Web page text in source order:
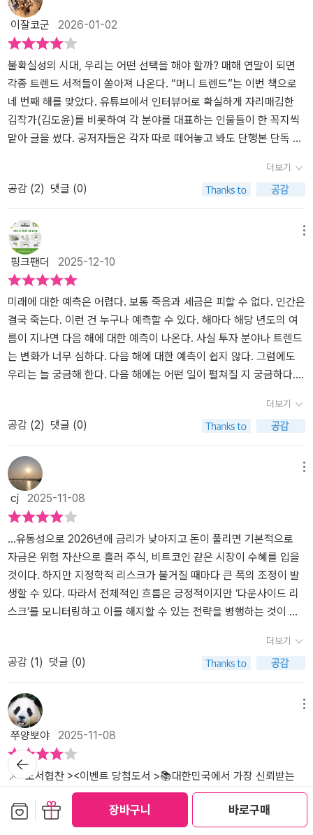
장바구니 바로구매
동산의 결정적 분기점(3장), 경험 시대의 리얼 라이프 파워(4장), 새
로운 자산이 된 암호화폐의 미래(5장), AI 리셋, 세상의 룰이 바뀐다
(6장) 등에 대해 이야기를 펼쳐 나간다. 이를 통해 경제, 주식, 부동
산, 암호화폐, 테크, 문화 트렌드 등 50가지 인사이트를 제시한다. 20
26 경제를 전망하다 2026년을 전망하려면 무엇보다 흐름을 읽는 것
이 중요하다. 시장은 끊임없이 등락을 반복하며 변동성이 커지기 때
문에 그때 그때의 움직임을 모두 따라가는 것은 불가능하다. 그렇기
에 실물경제와 자산시장의 큰 물줄기를 구분해서 바라보며 정부, 기
부담을 안고 가지만, 자산시장에선 금리 전환의 힘으로 새로운 기회
와 위험이 동시에 발생한다. 2026년엔 통화정책이 다소 완화 방향으
로 전환될 듯하다. 소위 '불확실한 유동성의 시대'라 말할 수 있다. 그
러나 성장은 팬데믹 이전처럼 고성장으로 복귀하긴 어렵기에 저성장
이 고착화된 셈이다.유동성 공급은 실물경제를 일정 부분 회복싴는
동시에 굼융, 자산시장으로도 흘러가 활기를 불어넣는다. 그런데, 중
요한 포인트는 이재명 정부가 이런 흐름을 바꾸려는 정책을 펼치고
있다는 점이다. 소위 '서울 알레르기' 반응이다. 부동산 시장 중 유독
서울에 규제를 강화해 쏠림을 차단코자한다. 이는 문재인 정부 때의
정책 연장선으로 보인다. 이런 인위적이며 강압적인 정책에 반발심
은 없을까? 수도꼭지를 틀어 물을 부으면 가장 먼저 채워지는 첫 번째
컵은 실물경제다. 메말랐던 실물경제가 조금씩 순환이 되고 점차 넘
번째 컵을 주식시장과 부동산 시장이라고 본다. 결국 유동성 공급은
실물경제를 일정 부분 회복시키는 동시에 금융, 자산시장으로도 흘러
가 활기를 불어넣는다.주식시장의 다음 도약이재명 정부는 초기부터
부동산 규제책을 발동해 돈의 흐름이 주식시장으로 흘러가게 만들고
있다. 코스피 5000시대를 표방한 대통령의 공약이 공약空約이 되지
않도록 하려는 꼼수가 아닐까 싶다. 국가 경제와 개별 기업의 실적이
호전되지 않는다면 이는 일시적으로 끝날 '사상누각沙上樓閣'에 불
관할 테니까.지금은 면밀히 지켜볼 필요가 있다. 향후 약 2년은 종합
주가지수가 4000, 5000에 도달할 최적의 타이밍이기 때문이다. 전
세계 경기가 저점을 확인하면 경기에 민감한 한국 기업들은 좋은 실
적을 보일 수 있다. 원화 가치는 역대급으로 싸기 때문에 외국인 투자
자 입장에서는 투자하기에 절호의 찬스다. 여기에 새 정부는 상법 개
으면 북한과의 관계도 개선될 수 있어 코리아 디스카운트가 해소될
기회로 작용할 수 있다. 그러나, 세계경제는 현재 미국 트럼프 2기의
얄궂은 정책으로 인해 오히려 급격하게 냉각되어 불경기라는 늪 또는
경제공황 속에 장기간 빠져들 수도 있다는 우려의 목소리도 커지고
있다. 부동산의 결정적 분기점2025년이 다양한 경제적 불균형들이
현실적 균형점으로 ‘수렴’해 가는 과정이었다면 2026년은 그 수렴된
균형점에서 새로운 방향으로 ‘분기分岐’하는 해가 될 것이다. 변화의
교차점으로 주목되는 세 가지는 바로 공급 절벽과 전세 소멸 그리고
새 정부의 정책 대전환이다. 즉 2026년 한국 부동산 시장에는 세 가
지 결정적 변화의 파도가 동시에 몰아칠 것으로 전망된다.(사진, 수도
권 아파트 입주 예정)신축 아파트의 희소성 프리미엄~ 수도권 전체
을 갖췄지만 HBM 시장의 급성장을 간과했고, 뒤늦게 추격에 나선 것
이다. (-89-)구글보다 어려움을 겪는 기업은 애플이다. 애플은 15년
전 음성 인식 비서 시리 Siri를 내놨지만 이후 AI분야에 뚜렷한 혁신이
없다. 아이폰에 오픈 AI의 챗 GPT르 탑재했을 뿐 자체 AI서비스는 부
재하다. 구글이 검색이라는 자사 제품과의 상충을 무릅쓰고 제미나이
를 전면에 내세우는 것과 정반대 행보다. 스마트폰과 주변 기기 사업
은 여전히 높은 이익률을 자랑해도, 미래 가치를 더 중시하는 주식투
자자들의 외면을 받고 있다. (-135-) 내수 불경기와 소비 위축, 고금
극화를 가속화시키고 있다. 명동 등 외국인 관광객 회복 효과가 있는
일부 핵심 상권만 회복세를 보이며, 역세권 신축 중심 상가는 일정 수
준 방어되고 있지만, 나머지 지역은 침체 흐름이 지속되고 있다. (-21
0-)특히 미국 아마존이나 월마트 같은 세계적인 기업에서 달러 스테
이블 코인을 검토하고 있다는 소식이 전해지면서 한국도 뒤처지지 말
아야 한다는 분위기가 생겨나고 있다. 미국 언론은 '이들이 자체 스테
이블코인을 만들거나 기존 코인을 받아들이면, 비자와 마스터카드에
내던 결제 수수료를 대폭 줄일 수 있다'라고 보도했다. (-314-)기술
의 변곡점에 돈줄이 흐른다. 어떤 기술이 갑자기 등장하거나, 이슈가
되면 관련 핵심 산업에 돈이 흐른다. 수요가 증가하고, 공금이 늘어나
는 이유 뿐만 아니라, 인간의 심리를 자극하기 때문이다. 머니 트렌드
는 바로 인간의 심리 뿐만 아니라, 돈에 대해서, 인간은 어떤 관점에
화폐는 언제나 뜨거움 감자가 되고 있다. 비트코인 몇 백 개로 피자 한
판을 샀다는 과거의 이야기는 이제, 큰 이슈로 머무르지 않는다. 비트
코인 하나로 집 한채를 살 수 있는 시대가 열렸기 때문이다. 가상화폐
시장이 커짐으로서, 기존의 기축통화인 달러는 새로운 위기 국면을
맞이하고 있으며, 디지털 달러 스테이블 코인을 발행하고 있다. 스테
이블 코인을 발행함으로서, 달러의 기축통화의 위상을 보존하고, 미
국달러의 아성에 도전하는 위안화에 대해서, 방어하겠다는 의도다.
미국의 이러한 의도는 주식 시장에 적극 반영되고 있으며, 기존의 투
자자들은 관련 산업들이 어떻게 바뀌는지 예민하게 보고 있었다,반도
체 산업은 대한민국의 효자 산업 중 첫번째로 손꼽힌다.특히 삼성의
DRAM 반도체는 한국 수출의 견인차가 되었다. 하지만, 이 흐름이 조
금씩 바뀌고 있는 추세이며,앞으로 어떤 변화가 나타나는지 확이할
지고 있는 상화이며, Ai 산업이 더 커질수록, 경쟁력에 밀리고 있는 상
황이다.돈에 대해서, 국제 사회와의 긴밀한 연관성을 놓치지 않아야
한다. 우크라이나, 미국, 이스라엘,이란, 캄보디아 등이 한국에는 잠재
적 리스크로 움직이고 있는 대표적인 나라다. 그들은 공통적으로 자
원 부국이며, 한국이 가지지 못하는 천연자원이 있다.그 천연자원이
국내에 유통되지 않으면, 한국의 경제는 마비가 될 수 있다. 뭣보다 석
유 파동은 여러 차례 있었으며, 중동에 전쟁이 발생하면, 한국은 석유
가격이 급등하는 것에 대해서, 심각하게 생각한다.이런 현실을 우리
는 놓치지 않아야 한다. 그것은 머니 트렌드의 핵심이며, 우리 스스로
촉각을 세우고, 관련 산업 리스크에 대해 전략적으로 대책을 세워야
하는 이유다. 돈줄이 막히는 곳과 돈줄이 흐르는 곳에 머니 트렌드의
이잘코군 2026-01-02
불확실성의 시대, 우리는 어떤 선택을 해야 할까? 매해 연말이 되면
각종 트렌드 서적들이 쏟아져 나온다. “머니 트렌드”는 이번 책으로
네 번째 해를 맞았다. 유튜브에서 인터뷰어로 확실하게 자리매김한
김작가(김도윤)를 비롯하여 각 분야를 대표하는 인물들이 한 꼭지씩
맡아 글을 썼다. 공저자들은 각자 따로 떼어놓고 봐도 단행본 단독 저
있지만, 김용섭 날카로운상상력연구소 소장이나 최재봉 성균관대 교
수처럼 이미 단독 저서로 만났던 분들도 있다.제목이 ‘머니 트렌드’이
다 보니 경제 전망이나 주식, 부동산, 암호화폐와 같이 돈과 직접적으
로 관련된 이야기가 많다. 불확실성의 시대에 돈을 어디에 투자해야
하고 무엇을 사야 하는지에 관한 도움을 주려는 것이다. 한편 주로 문
화적 트렌드를 다루는 김용섭 소장이나 최재봉 교수는 경험 시대의
라이프 파워, AI 세상의 룰을 풀어놓기도 한다.나는 돈의 흐름이 어디
로 가는지, 무엇에 투자해야 하는지보다는 경제와 밀접한 문화적 트
렌드에 관심이 있어 후자 두 저자의 글을 집중해서 읽었다.경험의 시
대에는 무엇을 구매해 소유하기보다 ‘내가 어떤 경험을 했는가’라는
가치에 중점을 두는 경험 소비가 늘고 있다. 의식주에 부족함이 없는
세대는 삶의 즐거움을 추구한다. 비싼 물건을 사서 자랑하기보다는—
샌드위치를 먹으며 ‘가난’이라는 해시태그를 다는 식의 ‘없어 보이는
과시’를 하는 이들도 많지만—자신의 취향이나 개성을 확실하게 드러
내는 취미 활동이나 여행 같은 경험에 소비하는 것이다.김용섭 소장
에 따르면, 요즘 세대는 그들의 문화 터전이라 여겼던 플랫폼에 기성
세대가 진입하며 물이 흐려졌다고 느껴 온라인에서 오프라인으로 이
동하는 경향을 보이기도 한다. 이러한 경험 소비적 경향은 디지털이
많은 것을 만들어내는 시대임에도 우리가 살아가는 터전은 여전히 오
프라인에 존재하기 때문이기도 할 것이다. “아무리 좋은 것도 흔해지
면 그 가치는 떨어지기 마련이다.”요즘 세대에게 오프라인 경험은 ‘처
음 만나는 오래된 미래’이자 유니크하고 특별한 경험이다. 직접 손으
로 하는 뜨개질이 유행하는 이유도 여기에 있다. 뜨개질은 비효율적
이지만 실을 고르고 도안을 찾아 내가 직접 수행하는 활동이다. 요즘
로운 것’이다.뜨개질은 한편으로 ‘슬로우 모닝’ 경향과도 맞닿아 있다.
미라클 모닝이 아침 일찍 일어나 무언가를 해내는 데 초점을 맞췄다
면, 슬로우 모닝은 웰니스, 즉 몸과 마음의 건강에 목적을 둔다. 뜨개
질은 정서적 편안함을 주는 일종의 웰니스 행위다. 경쟁하고 쫓기며
누군가를 추종해야 하는 삶에서 벗어난 명상인 셈이다. 이는 『트렌드
코리아 2026』에서 언급한, 자신의 감정을 관리하고 다스리려는 노력
의 일환으로도 볼 수 있다.2026년이 밝았고, 오늘은 어제와 다르지
않은 하루다. 김창완의 말처럼 “새해를 마치 처음 태양이 뜨는 것처
럼” 맞이할 필요는 없다. 실현하기 힘든 꿈을 좇기도, 갑자기 부자가
되기도 힘들며, 좀체 빠지지 않던 살이 갑자기 빠지지도 않는다. 그저
실현 가능한 작은 일부터 하나씩 해나가면 된다.“머니 트렌드”를 읽
더보기
공감 (2) 댓글 (0)
핑크팬더 2025-12-10
미래에 대한 예측은 어렵다. 보통 죽음과 세금은 피할 수 없다. 인간은
결국 죽는다. 이런 건 누구나 예측할 수 있다. 해마다 해당 년도의 여
름이 지나면 다음 해에 대한 예측이 나온다. 사실 투자 분야나 트렌드
는 변화가 너무 심하다. 다음 해에 대한 예측이 쉽지 않다. 그럼에도
우리는 늘 궁금해 한다. 다음 해에는 어떤 일이 펼쳐질 지 궁금하다.
다. 상당히 놀라운 투자 수익률이라 다시 보게 되었다.실제로 트랜드
책에 대해 그다지 관심이 크지 않았다. 가장 큰 이유는 트랜드 책이 나
온 시기가 보통 9월에서 11월이다. 책이 나오는 속성상 책 내용은 보
통 해당 년도 전반기에 작성한다. 전반기에 작성한 내용으로 다음 해
를 예측한다는 게 크게 믿음이 가진 않았다. 투자나 트렌드에서 그 정
도 기간이면 엄청나게 새로운 환경과 사실이 발생한다. 벌써 고리타
분한 지난 일이 되는 경우도 많다. 현재 투자와 관련된 가장 중요한 것
중 하나가 관세라고 할 수 있다.관세에 따라 엄청난 일이 벌어진다. 투
자 관련되어 이처럼 중요한 사건이 책이 나온 후에 결정되었다. 한국
이 매년 미국에 달러로 투자를 해야 한다. 이로 인해 환율까지 현재 흔
들린다는 이야기까지 나온다. 환율이 단순히 관세만으로 결정되는 건
아니라도. 이처럼 순식간에 확확 변화하는 투자 세계에서 쉬운게 아
서는 더욱 그런 점이 부각된다. 이건 부동산이나 주식에서도 똑같이
적용된다.부동산의 장점 중 하나가 흐름이 다소 느리다는 점이다. 부
동산 가격은 꽤 느린 듯하지만 정부의 정책 등에 수시로 변한다. 이런
식으로 결정하는 게 좋다는 이야기를 했는데 정책으로 다른 선택을
해야 할 때도 많다. 한국에서 부동산 정책은 긴 호흡을 갖고 어떤 정부
가 들어와도 유지할 필요가 있다. 라고 하지만 정부에 따라 금새 변한
다. 대표적으로 서울같은 경우 전 지역이 토지거래 허가제가 된 점이
그렇다. 갭투자도 막아 매수 후 실거주까지 해야 한다.이런 식이니 쉽
지 않다. 예측이 그렇다면 무가치하냐면 그렇지 않다. 아까 언급한 것
처럼 해마다 트렌드 책을 읽으며 미래에 벌어질 일을 사고하며 인사
이트를 얻고 투자하는 사람이 있다. 그들은 지금까지 이야기한 단기
더보기
공감 (2) 댓글 (0)
cj 2025-11-08
...유동성으로 2026년에 금리가 낮아지고 돈이 풀리면 기본적으로
자금은 위험 자산으로 흘러 주식, 비트코인 같은 시장이 수혜를 입을
것이다. 하지만 지정학적 리스크가 불거질 때마다 큰 폭의 조정이 발
생할 수 있다. 따라서 전체적인 흐름은 긍정적이지만 ‘다운사이드 리
스크’를 모니터링하고 이를 해지할 수 있는 전략을 병행하는 것이 필
지는 않을 것이라는 점이다....관세는 단순한 정책 수단이 아니라 세입
수단이기 때문이다. 마치 임대소득이 가계에 안정적 현금 흐름을 제
공하듯, 관세는 미국 재정에 안정적인 소득을 보장하고 있는 셈이다.
이와 같은 관세 정책은 이제 미국 무역구조의 일부로 고착될 것이며,
트럼프 행정부의 궁극적 목표는 이를 통해 미국 무역구조의 ‘토털 리
셋’을 이루는 것이다. ...처음엔 낯설고 희소한 것처럼 보였더라도 시
간이 지나 익숙해지고 대중적으로 자리 잡았을 때도 여전히 가치가
유지되는 것들이 있다. 이미 인류가 오랫동안 검증해왔고 누려왔던
아날로그와 오프라인에는 그런 것들이 많다. 그 안에는 시간이 지나
도 사라지지 않는 욕망의 본질이 담겨 있다. 요즘 Z세대가 열광하는
콘텐츠나 문화가 왜 아날로그와 오프라인 중심인지 생각해본 적 있는
더보기
공감 (1) 댓글 (0)
쭈양뽀야 2025-11-08
📌<도서협찬 ><이벤트 당첨도서 >📚대한민국에서 가장 신뢰받는
경제 예측서!📚480만 명이 선택한 전문가 8인의 2026 생존전략!📚
김도윤, 정태익, 김광석, 김승주, 김용섭, 김학렬, 김현준, 최재봉 저자
<머니트렌드 2026>!돈의 판이 바뀐다! <머니 트렌드 2026>는 202
뒤로가
기